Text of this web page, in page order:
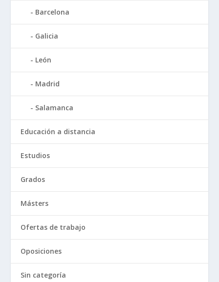
Barcelona
Galicia
León
Madrid
Salamanca
Educación a distancia
Estudios
Grados
Másters
Ofertas de trabajo
Oposiciones
Sin categoría